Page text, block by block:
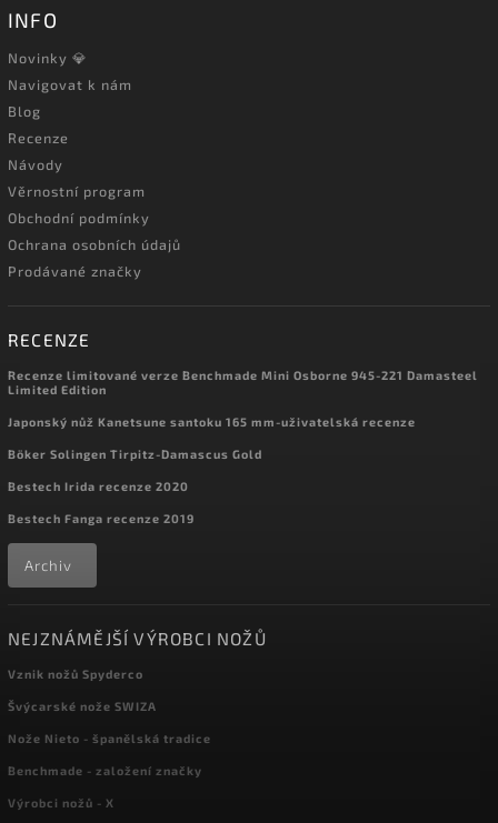
INFO
Novinky 💎
Navigovat k nám
Blog
Recenze
Návody
Věrnostní program
Obchodní podmínky
Ochrana osobních údajů
Prodávané značky
RECENZE
Recenze limitované verze Benchmade Mini Osborne 945-221 Damasteel
Limited Edition
Japonský nůž Kanetsune santoku 165 mm-uživatelská recenze
Böker Solingen Tirpitz-Damascus Gold
Bestech Irida recenze 2020
Bestech Fanga recenze 2019
Archiv
NEJZNÁMĚJŠÍ VÝROBCI NOŽŮ
Vznik nožů Spyderco
Švýcarské nože SWIZA
Nože Nieto - španělská tradice
Benchmade - založení značky
Výrobci nožů - X